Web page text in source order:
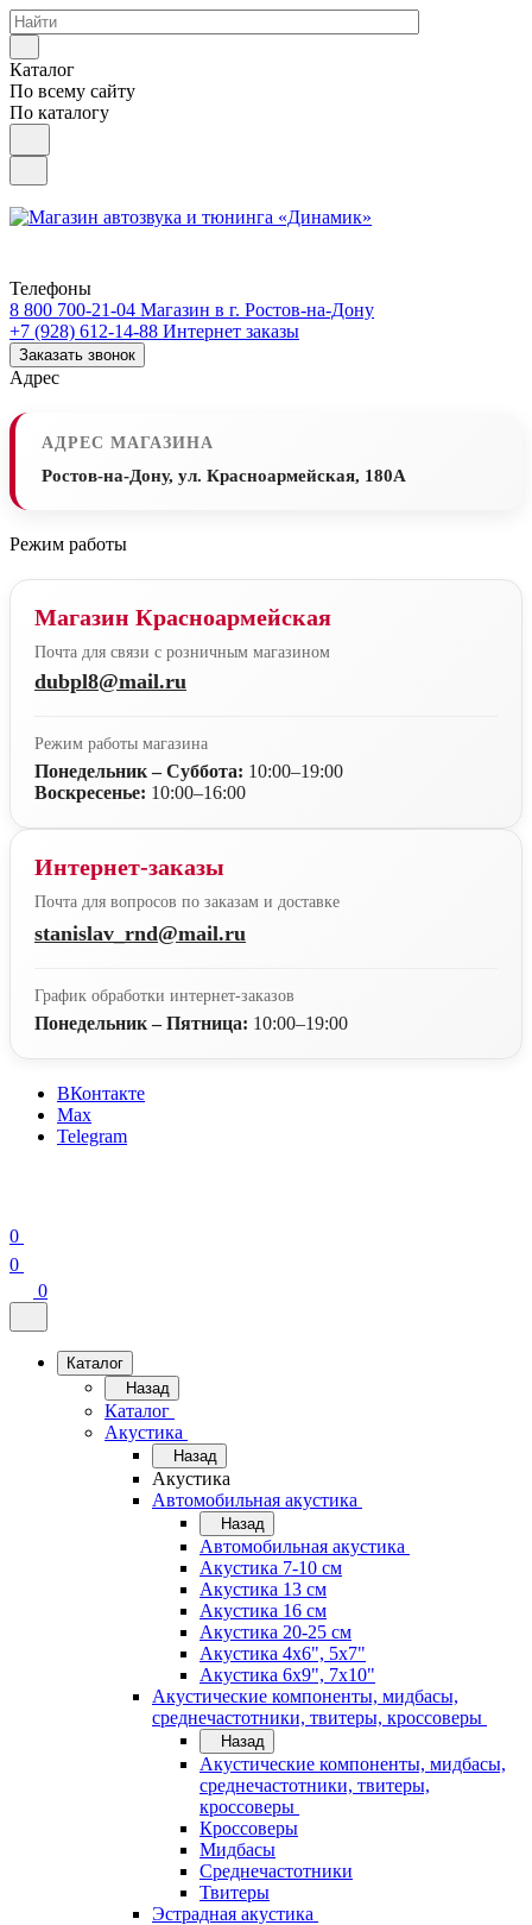
Каталог
По всему сайту
По каталогу
Телефоны
8 800 700-21-04 Магазин в г. Ростов-на-Дону
+7 (928) 612-14-88 Интернет заказы
Заказать звонок
Адрес
АДРЕС МАГАЗИНА
Ростов-на-Дону, ул. Красноармейская, 180А
Режим работы
Магазин Красноармейская
Почта для связи с розничным магазином
dubpl8@mail.ru
Режим работы магазина
Понедельник – Суббота: 10:00–19:00
Воскресенье: 10:00–16:00
Интернет-заказы
Почта для вопросов по заказам и доставке
stanislav_rnd@mail.ru
График обработки интернет-заказов
Понедельник – Пятница: 10:00–19:00
ВКонтакте
Max
Telegram
0
0
0
Каталог
Назад
Каталог
Акустика
Назад
Акустика
Автомобильная акустика
Назад
Автомобильная акустика
Акустика 7-10 см
Акустика 13 см
Акустика 16 см
Акустика 20-25 см
Акустика 4х6", 5х7"
Акустика 6х9", 7х10"
Акустические компоненты, мидбасы,
среднечастотники, твитеры, кроссоверы
Назад
Акустические компоненты, мидбасы,
среднечастотники, твитеры,
кроссоверы
Кроссоверы
Мидбасы
Среднечастотники
Твитеры
Эстрадная акустика